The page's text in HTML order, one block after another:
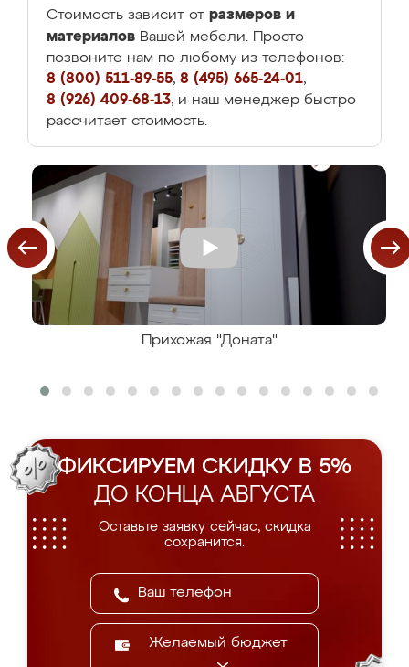
Стоимость зависит от размеров и
материалов Вашей мебели. Просто
позвоните нам по любому из телефонов:
8 (800) 511-89-55, 8 (495) 665-24-01,
8 (926) 409-68-13, и наш менеджер быстро
рассчитает стоимость.
Прихожая "Доната"
ФИКСИРУЕМ СКИДКУ В 5%
ДО КОНЦА АВГУСТА
Оставьте заявку сейчас, скидка
сохранится.
Желаемый бюджет